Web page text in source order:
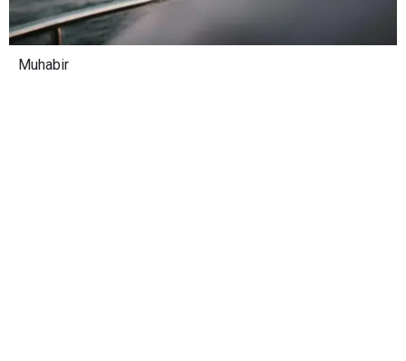
Muhabir